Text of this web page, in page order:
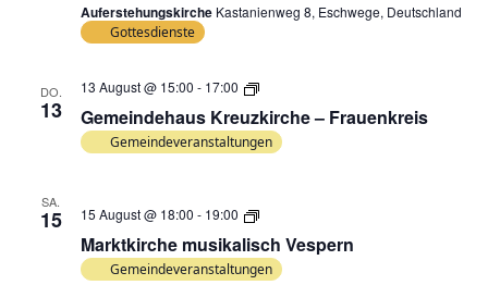
Auferstehungskirche Kastanienweg 8, Eschwege, Deutschland
Gottesdienste
DO.
13 Gemeindehaus Kreuzkirche – Frauenkreis
13 August @ 15:00 - 17:00
Gemeindehaus
–
Frauenkreis
Gemeindeveranstaltungen
SA.
15
Marktkirche musikalisch Vespern
15 August @ 18:00 - 19:00
Marktkirche
Vespern
Gemeindeveranstaltungen